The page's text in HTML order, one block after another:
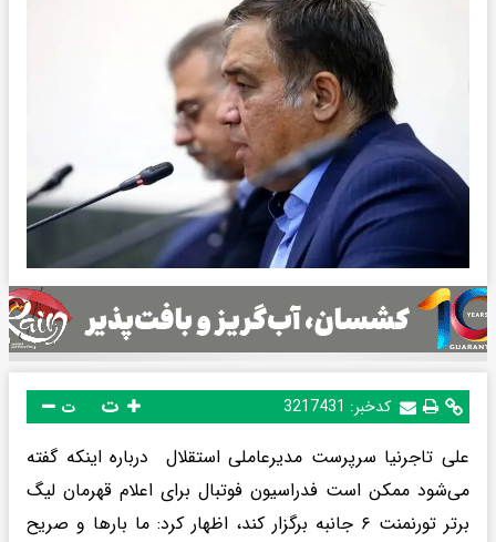
کدخبر: 3217431 ت
علی تاجرنیا سرپرست مدیرعاملی استقلال درباره اینکه گفته
می‌شود ممکن است فدراسیون فوتبال برای اعلام قهرمان لیگ
برتر تورنمنت ۶ جانبه برگزار کند، اظهار کرد: ما بارها و صریح